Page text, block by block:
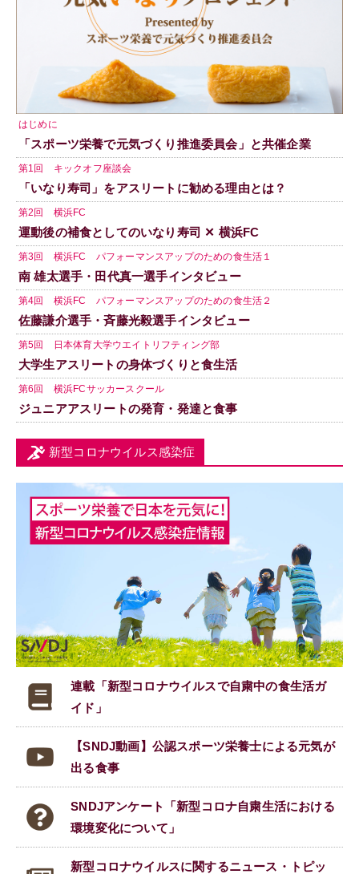
はじめに
「スポーツ栄養で元気づくり推進委員会」と共催企業
第1回 キックオフ座談会
「いなり寿司」をアスリートに勧める理由とは？
第2回 横浜FC
運動後の補食としてのいなり寿司 ✕ 横浜FC
第3回 横浜FC パフォーマンスアップのための食生活１
南 雄太選手・田代真一選手インタビュー
第4回 横浜FC パフォーマンスアップのための食生活２
佐藤謙介選手・斉藤光毅選手インタビュー
第5回 日本体育大学ウエイトリフティング部
大学生アスリートの身体づくりと食生活
第6回 横浜FCサッカースクール
ジュニアアスリートの発育・発達と食事
新型コロナウイルス感染症
連載「新型コロナウイルスで自粛中の食生活ガ
イド」
【SNDJ動画】公認スポーツ栄養士による元気が
出る食事
SNDJアンケート「新型コロナ自粛生活における
環境変化について」
新型コロナウイルスに関するニュース・トピッ